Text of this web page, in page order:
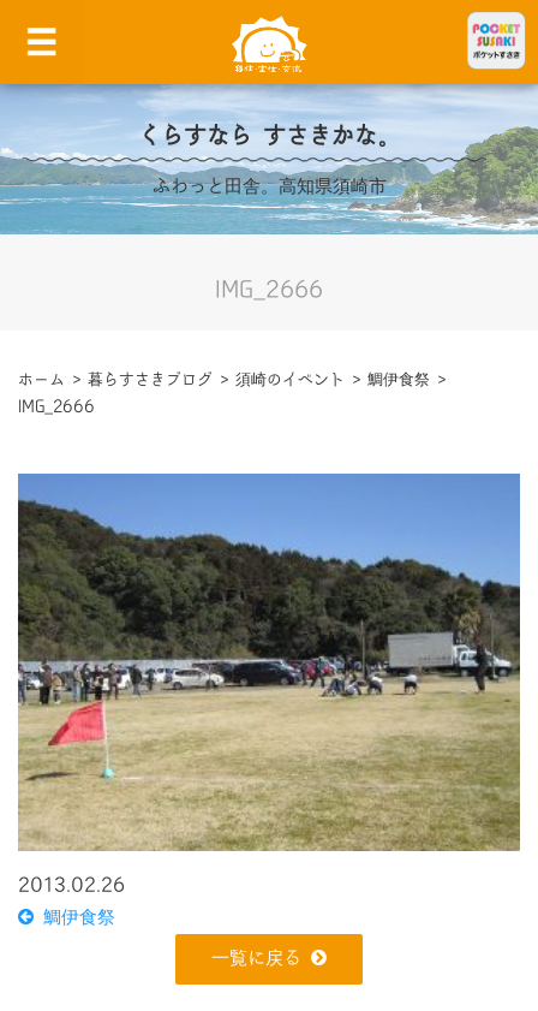
くらすなら すさきかな。
ふわっと田舎。高知県須崎市
IMG_2666
ホーム > 暮らすさきブログ > 須崎のイベント > 鯛伊食祭 >
IMG_2666
2013.02.26
鯛伊食祭
一覧に戻る